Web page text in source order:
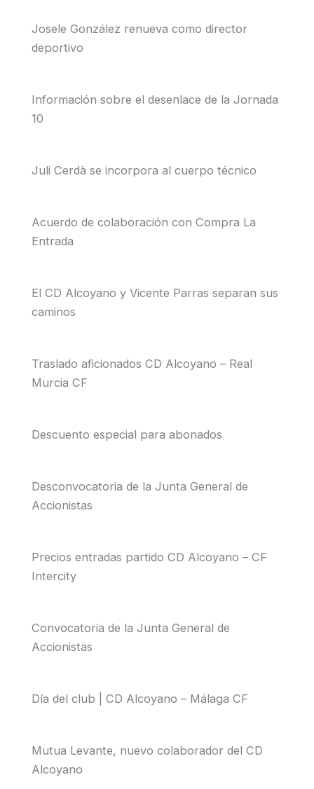
Josele González renueva como director
deportivo
Información sobre el desenlace de la Jornada
10
Juli Cerdà se incorpora al cuerpo técnico
Acuerdo de colaboración con Compra La
Entrada
El CD Alcoyano y Vicente Parras separan sus
caminos
Traslado aficionados CD Alcoyano – Real
Murcia CF
Descuento especial para abonados
Desconvocatoria de la Junta General de
Accionistas
Precios entradas partido CD Alcoyano – CF
Intercity
Convocatoria de la Junta General de
Accionistas
Día del club | CD Alcoyano – Málaga CF
Mutua Levante, nuevo colaborador del CD
Alcoyano